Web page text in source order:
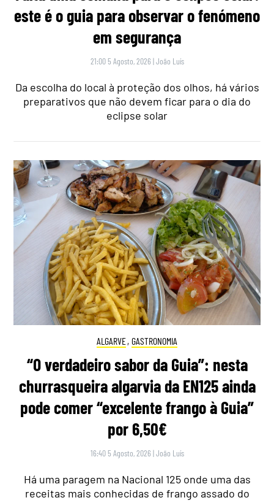
este é o guia para observar o fenómeno
em segurança
21:00 5 Agosto, 2026 |João Luís
Da escolha do local à proteção dos olhos, há vários
preparativos que não devem ficar para o dia do
eclipse solar
ALGARVE, GASTRONOMIA
“O verdadeiro sabor da Guia”: nesta
churrasqueira algarvia da EN125 ainda
pode comer “excelente frango à Guia”
por 6,50€
16:40 5 Agosto, 2026 |João Luís
Há uma paragem na Nacional 125 onde uma das
receitas mais conhecidas de frango assado do